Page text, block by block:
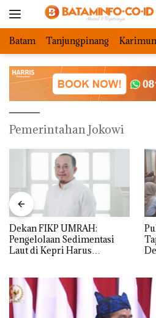
Batam Tanjungpinang Karimun
Pemerintahan Jokowi
Dekan FIKP UMRAH:
Pengelolaan Sedimentasi
Laut di Kepri Harus
dengan Konservasi